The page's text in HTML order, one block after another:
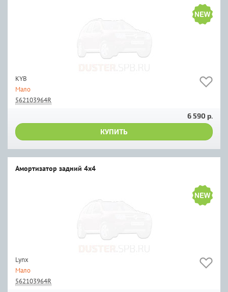
KYB
Мало
562103964R
6 590 р.
КУПИТЬ
Амортизатор задний 4х4
Lynx
Мало
562103964R